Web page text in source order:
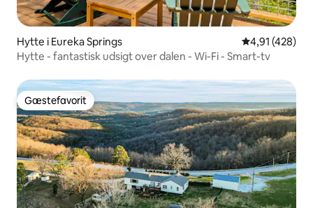
Hytte i Eureka Springs 4,91 ud af 5 i
4,91 (428)
Hytte - fantastisk udsigt over dalen - Wi-Fi - Smart-tv
Gæstefavorit
Gæstefavorit